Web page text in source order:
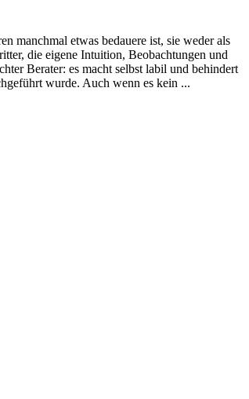
manchmal etwas bedauere ist, sie weder als
die eigene Intuition, Beobachtungen und
Berater: es macht selbst labil und behindert
wurde. Auch wenn es kein ...